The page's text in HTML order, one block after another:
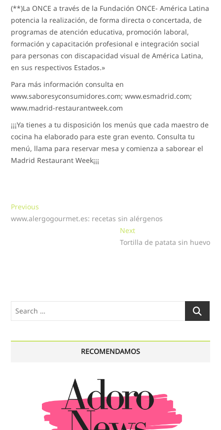
(**)La ONCE a través de la Fundación ONCE- América Latina
potencia la realización, de forma directa o concertada, de
programas de atención educativa, promoción laboral,
formación y capacitación profesional e integración social
para personas con discapacidad visual de América Latina,
en sus respectivos Estados.»
Para más información consulta en
www.saboresyconsumidores.com; www.esmadrid.com;
www.madrid-restaurantweek.com
¡¡¡Ya tienes a tu disposición los menús que cada maestro de
cocina ha elaborado para este gran evento. Consulta tu
menú, llama para reservar mesa y comienza a saborear el
Madrid Restaurant Week¡¡¡
Navegación
de
Previous
post:
www.alergogourmet.es: recetas sin alérgenos
NextNext
post:
Tortilla de patata sin huevo
Search
RECOMENDAMOS